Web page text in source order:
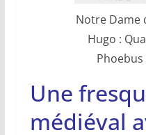
Notre Dame
Hugo :
Une
médiéval